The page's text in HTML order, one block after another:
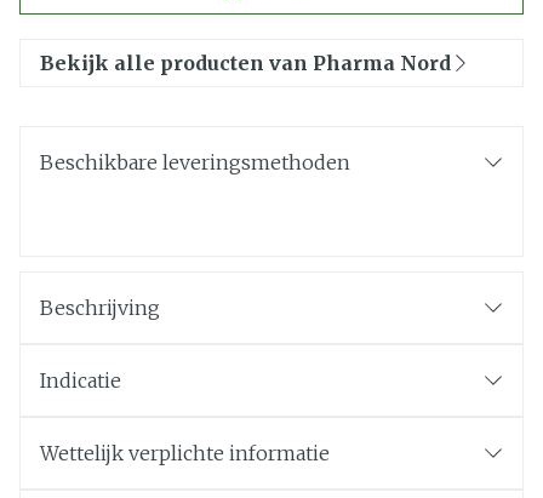
Bekijk alle producten van Pharma Nord
Beschikbare leveringsmethoden
Beschrijving
Indicatie
Wettelijk verplichte informatie